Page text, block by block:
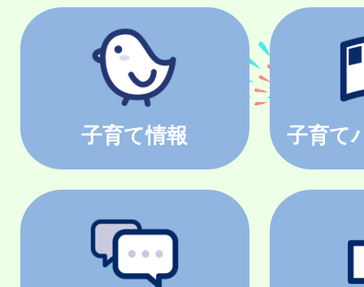
子育て情報 子育て